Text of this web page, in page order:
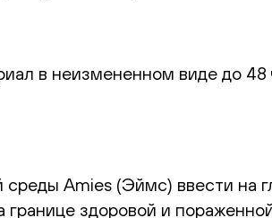
в неизмененном виде до
Amies (Эймс) ввести на
здоровой и